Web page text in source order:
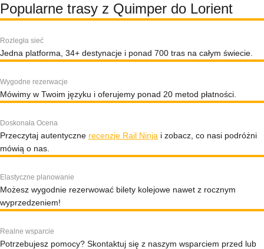
Popularne trasy z Quimper do Lorient
Rozległa sieć
Jedna platforma, 34+ destynacje i ponad 700 tras na całym świecie.
Wygodne rezerwacje
Mówimy w Twoim języku i oferujemy ponad 20 metod płatności.
Doskonała Ocena
Przeczytaj autentyczne recenzje Rail Ninja i zobacz, co nasi podróżni
mówią o nas.
Elastyczne planowanie
Możesz wygodnie rezerwować bilety kolejowe nawet z rocznym
wyprzedzeniem!
Realne wsparcie
Potrzebujesz pomocy? Skontaktuj się z naszym wsparciem przed lub